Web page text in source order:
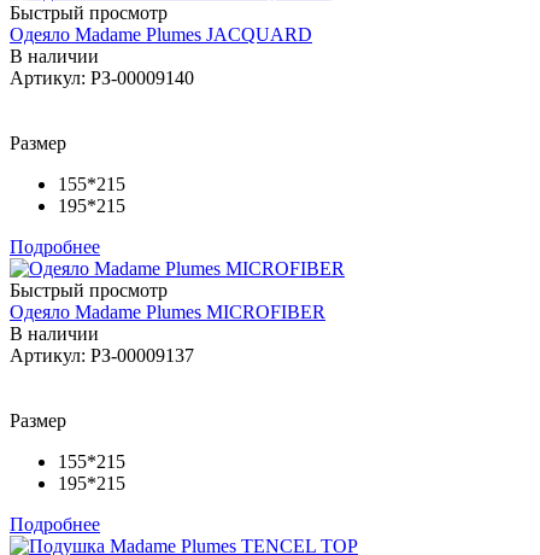
Быстрый просмотр
Одеяло Madame Plumes JACQUARD
В наличии
Артикул: РЗ-00009140
Размер
155*215
195*215
Подробнее
Быстрый просмотр
Одеяло Madame Plumes MICROFIBER
В наличии
Артикул: РЗ-00009137
Размер
155*215
195*215
Подробнее